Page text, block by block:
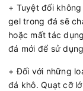
+ Tuyệt đối
gel trong đá sẽ
hoặc mất tác
đá mới để sử
+ Đối với những
đá khô. Quạt cỡ